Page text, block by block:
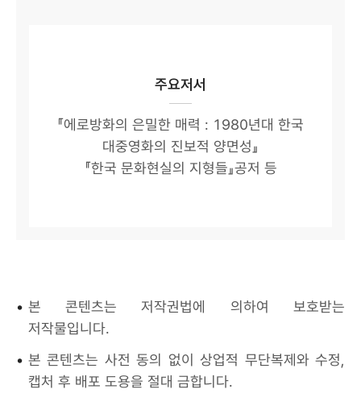
주요저서
『에로방화의 은밀한 매력 : 1980년대 한국
대중영화의 진보적 양면성』
『한국 문화현실의 지형들』공저 등
• 본 콘텐츠는 저작권법에 의하여 보호받는
저작물입니다.
• 본 콘텐츠는 사전 동의 없이 상업적 무단복제와 수정,
캡처 후 배포 도용을 절대 금합니다.